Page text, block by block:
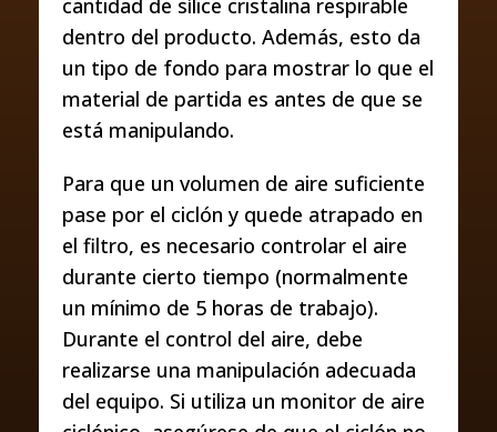
dentro del producto. Además, esto da
un tipo de fondo para mostrar lo que el
material de partida es antes de que se
está manipulando.
Para que un volumen de aire suficiente
pase por el ciclón y quede atrapado en
el filtro, es necesario controlar el aire
durante cierto tiempo (normalmente
un mínimo de 5 horas de trabajo).
Durante el control del aire, debe
realizarse una manipulación adecuada
del equipo. Si utiliza un monitor de aire